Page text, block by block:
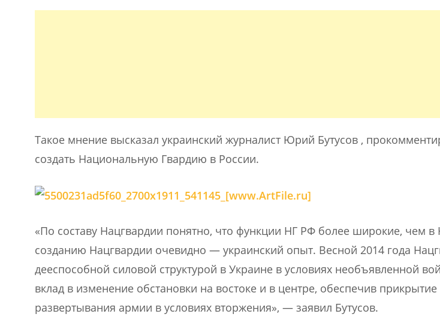
Такое мнение высказал украинский журналист Юрий Бутусов ,
создать Национальную Гвардию в России.
«По составу Нацгвардии понятно, что функции НГ РФ более широкие, чем в
созданию Нацгвардии очевидно — украинский опыт. Весной 2014 года
дееспособной силовой структурой в Украине в условиях необъявленной
вклад в изменение обстановки на востоке и в центре, обеспечив
развертывания армии в условиях вторжения», — заявил Бутусов.